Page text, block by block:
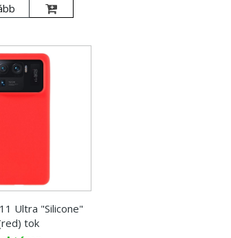
Ultra "Silicone"
tok